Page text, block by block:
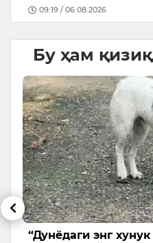
Бу ҳам қизиқ
ит” интернет